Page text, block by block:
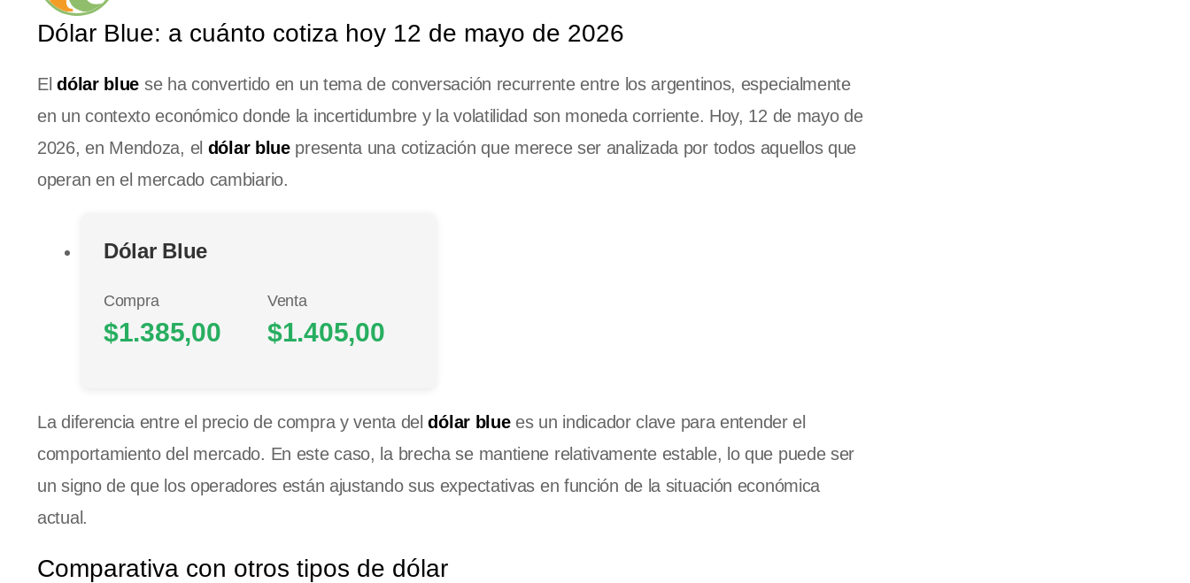
Dólar Blue: a cuánto cotiza hoy 12 de mayo de 2026
Eldólar blue se ha convertido en un tema de conversación recurrente entre los argentinos, especialmente
en un contexto económico donde la incertidumbre y la volatilidad son moneda corriente. Hoy, 12 de mayo de
2026, en Mendoza, el dólar bluepresenta una cotización que merece ser analizada por todos aquellos que
operan en el mercado cambiario.
Dólar Blue
Compra
$1.385,00
Venta
$1.405,00
La diferencia entre el precio de compra y venta deldólar bluees un indicador clave para entender el
comportamiento del mercado. En este caso, la brecha se mantiene relativamente estable, lo que puede ser
un signo de que los operadores están ajustando sus expectativas en función de la situación económica
actual.
Comparativa con otros tipos de dólar